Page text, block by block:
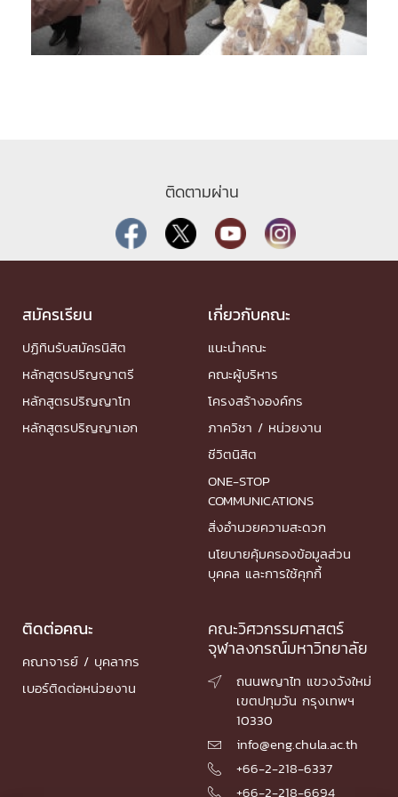
ติดตามผ่าน
สมัครเรียน
ปฏิทินรับสมัครนิสิต
หลักสูตรปริญญาตรี
หลักสูตรปริญญาโท
หลักสูตรปริญญาเอก
เกี่ยวกับคณะ
แนะนำคณะ
คณะผู้บริหาร
โครงสร้างองค์กร
ภาควิชา / หน่วยงาน
ชีวิตนิสิต
ONE-STOP
COMMUNICATIONS
สิ่งอำนวยความสะดวก
นโยบายคุ้มครองข้อมูลส่วน
บุคคล และการใช้คุกกี้
ติดต่อคณะ
คณาจารย์ / บุคลากร
เบอร์ติดต่อหน่วยงาน
คณะวิศวกรรมศาสตร์
จุฬาลงกรณ์มหาวิทยาลัย

ถนนพญาไท แขวงวังใหม่
เขตปทุมวัน กรุงเทพฯ
10330
 info@eng.chula.ac.th
 +66-2-218-6337
 +66-2-218-6694